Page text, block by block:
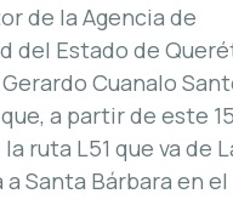
de la Agencia de
del Estado de
Gerardo Cuanalo
a partir de este
ruta L51 que va de
a Santa Bárbara en el